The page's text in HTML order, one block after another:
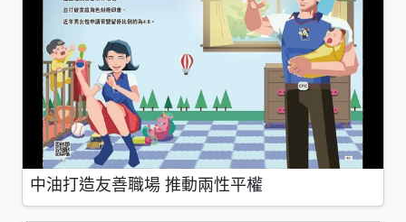
中油打造友善職場 推動兩性平權